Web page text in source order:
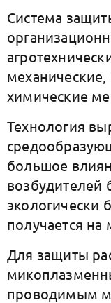
Система
химические
Технология
большое
возбудителей
экологически
получается
Для защиты
проводимым